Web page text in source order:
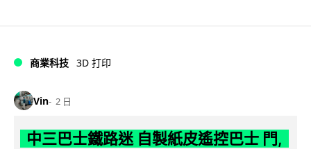
商業科技 3D 打印
Vin 2 日
中三巴士鐵路迷 自製紙皮遙控巴士 門,